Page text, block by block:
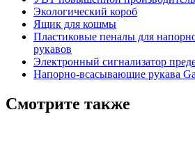
Экологический короб
Ящик для кошмы
Пластиковые пеналы для
рукавов
Электронный сигнализатор
Напорно-всасывающие рукава
Смотрите также